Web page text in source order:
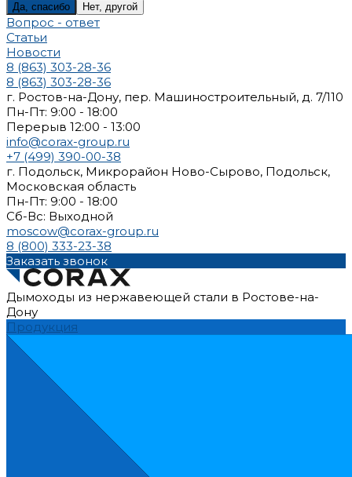
Да, спасибо Нет, другой
Вопрос - ответ
Статьи
Новости
8 (863) 303-28-36
8 (863) 303-28-36
г. Ростов-на-Дону, пер. Машиностроительный, д. 7/110
Пн-Пт: 9:00 - 18:00
Перерыв 12:00 - 13:00
info@corax-group.ru
+7 (499) 390-00-38
г. Подольск, Микрорайон Ново-Сырово, Подольск,
Московская область
Пн-Пт: 9:00 - 18:00
Cб-Вс: Выходной
moscow@corax-group.ru
8 (800) 333-23-38
Заказать звонок
Дымоходы из нержавеющей стали в Ростове-на-
Дону
Продукция